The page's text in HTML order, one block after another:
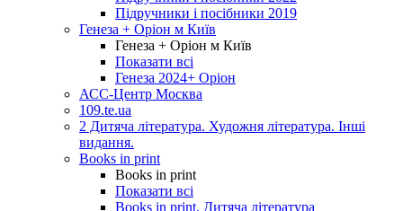
Підручники і посібники 2019
Генеза + Оріон м Київ
Генеза + Оріон м Київ
Показати всі
Генеза 2024+ Оріон
АСС-Центр Москва
109.te.ua
2 Дитяча література. Художня література. Інші
видання.
Books in print
Books in print
Показати всі
Books in print. Дитяча література